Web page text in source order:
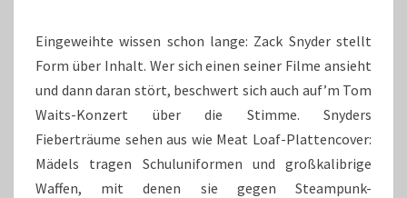
Eingeweihte wissen schon lange: Zack Snyder stellt
Form über Inhalt. Wer sich einen seiner Filme ansieht
und dann daran stört, beschwert sich auch auf’m Tom
Waits-Konzert über die Stimme. Snyders
Fieberträume sehen aus wie Meat Loaf-Plattencover:
Mädels tragen Schuluniformen und großkalibrige
Waffen, mit denen sie gegen Steampunk-